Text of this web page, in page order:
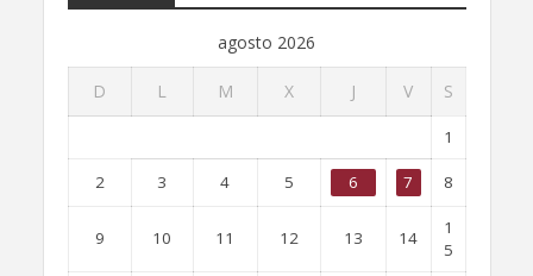
agosto 2026
D L M X J V S
1
2 3 4 5 6 7 8
9 10 11 12 13 14
1
5